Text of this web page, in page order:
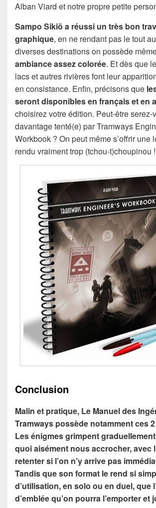
Alban Viard et notre propre petite
Sampo Sikiö a réussi un très bon
graphique, en ne rendant pas le tout
diverses destinations on possède
ambiance assez colorée. Et dès que
lacs et autres rivières font leur
en consistance. Enfin, précisons que
seront disponibles en français et en
choisirez votre édition. Peut-être serez-
davantage tenté(e) par Tramways
Workbook ? On peut même s’offrir une
rendu vraiment trop (tchou-t)choupinou !
Conclusion
Malin et pratique, Le Manuel des
Tramways possède notamment ces
Les énigmes grimpent
quoi aisément nous accrocher, avec
retenter si l’on n’y arrive pas
Tandis que son format le rend si
d’utilisation, en solo ou en duel, que
d’emblée qu’on pourra l’emporter et